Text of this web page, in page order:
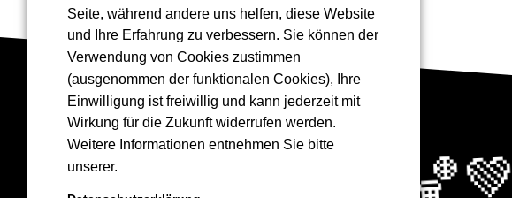
Seite, während andere uns helfen, diese Website
und Ihre Erfahrung zu verbessern. Sie können der
Verwendung von Cookies zustimmen
(ausgenommen der funktionalen Cookies), Ihre
Einwilligung ist freiwillig und kann jederzeit mit
Wirkung für die Zukunft widerrufen werden.
Weitere Informationen entnehmen Sie bitte
unserer.